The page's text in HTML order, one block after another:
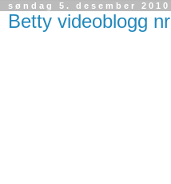
søndag 5. desember 2010
Betty videoblogg